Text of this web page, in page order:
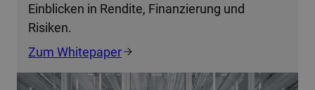
Einblicken in Rendite, Finanzierung und
Risiken.
Zum Whitepaper